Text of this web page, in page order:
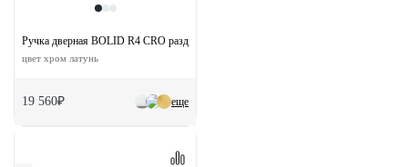
еще
Ручка дверная BOLID R4 CRO раздельная на круглой розетке
цвет хром латунь
19 560₽